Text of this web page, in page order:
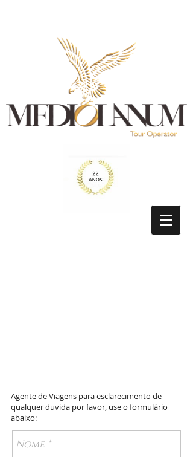
Agente de Viagens para esclarecimento de
qualquer duvida por favor, use o formulário
abaixo: